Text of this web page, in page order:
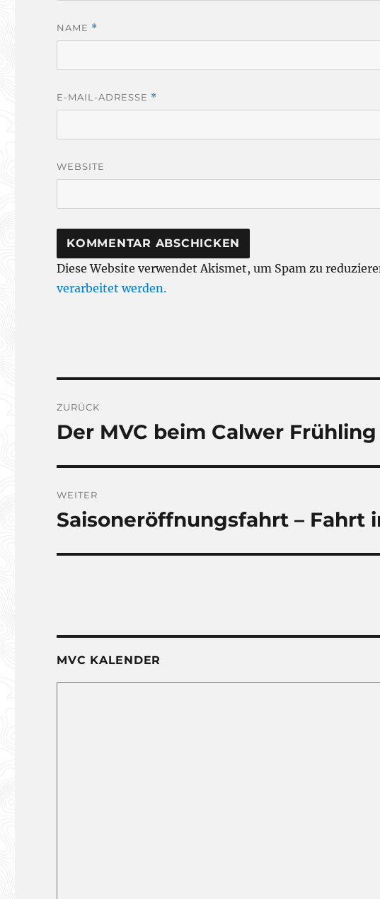
NAME *
E-MAIL-ADRESSE *
WEBSITE
Diese Website verwendet Akismet, um Spam zu
verarbeitet werden.
ZURÜCK
Vorheriger
Der MVC beim Calwer Frühling
WEITER
Nächster
Saisoneröffnungsfahrt – Fahrt
MVC KALENDER